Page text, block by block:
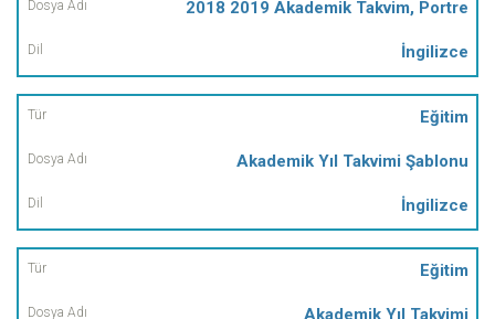
2018 2019 Akademik Takvim, Portre
İngilizce
Eğitim
Akademik Yıl Takvimi Şablonu
İngilizce
Eğitim
Akademik Yıl Takvimi